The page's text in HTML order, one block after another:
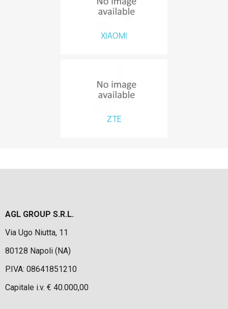
XIAOMI
ZTE
AGL GROUP S.R.L.
Via Ugo Niutta, 11
80128 Napoli (NA)
P.IVA: 08641851210
Capitale i.v. € 40.000,00